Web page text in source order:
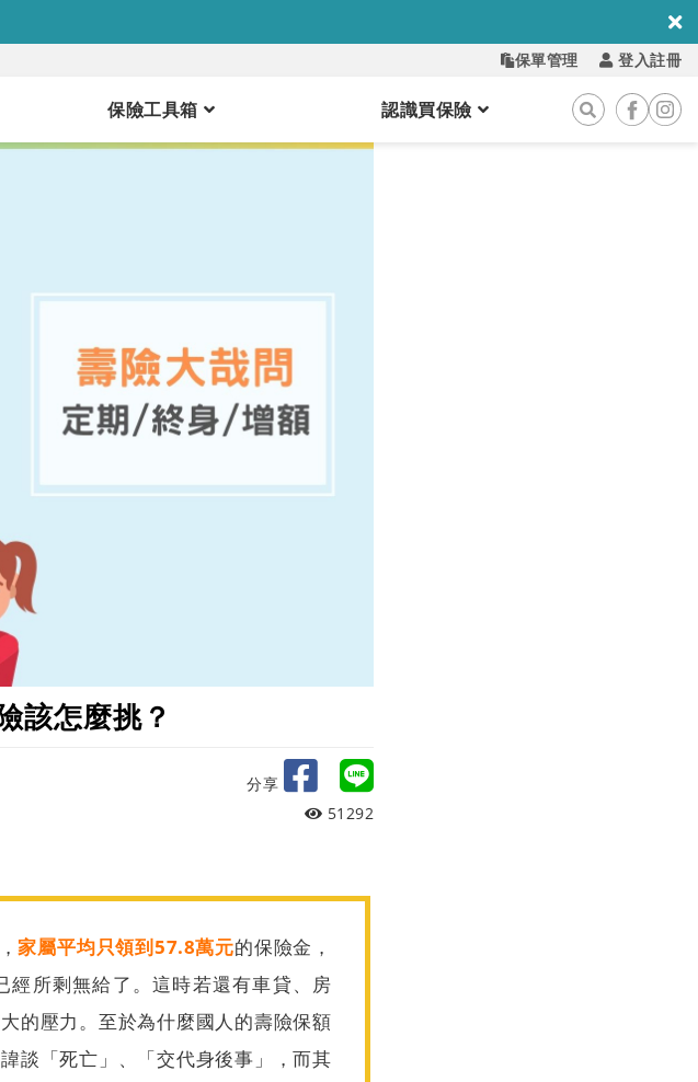
保單管理
登入註冊
保險工具箱 認識買保險
該怎麼挑？
分享
51292
家屬平均只領到57.8萬元的保險金，
所剩無給了。這時若還有車貸、房
的壓力。至於為什麼國人的壽險保額
談「死亡」、「交代身後事」，而其